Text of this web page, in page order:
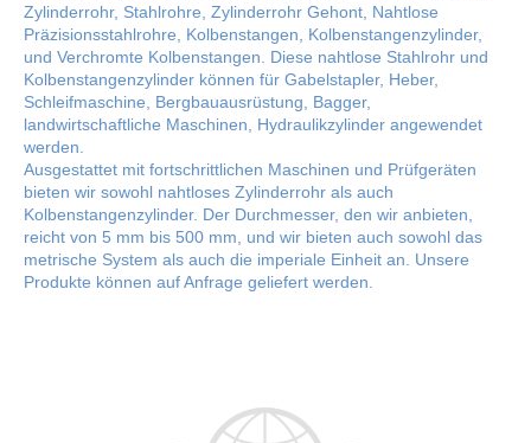
Zylinderrohr, Stahlrohre, Zylinderrohr Gehont, Nahtlose
Präzisionsstahlrohre, Kolbenstangen, Kolbenstangenzylinder,
und Verchromte Kolbenstangen. Diese nahtlose Stahlrohr und
Kolbenstangenzylinder können für Gabelstapler, Heber,
Schleifmaschine, Bergbauausrüstung, Bagger,
landwirtschaftliche Maschinen, Hydraulikzylinder angewendet
werden.
Ausgestattet mit fortschrittlichen Maschinen und Prüfgeräten
bieten wir sowohl nahtloses Zylinderrohr als auch
Kolbenstangenzylinder. Der Durchmesser, den wir anbieten,
reicht von 5 mm bis 500 mm, und wir bieten auch sowohl das
metrische System als auch die imperiale Einheit an. Unsere
Produkte können auf Anfrage geliefert werden.